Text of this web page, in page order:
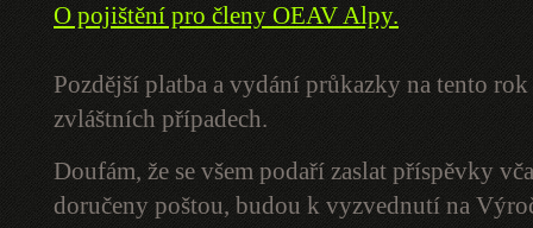
O pojištění pro členy OEAV Alpy.
Pozdější platba a vydání průkazky na tento
zvláštních případech.
Doufám, že se všem podaří zaslat příspěvky
doručeny poštou, budou k vyzvednutí na